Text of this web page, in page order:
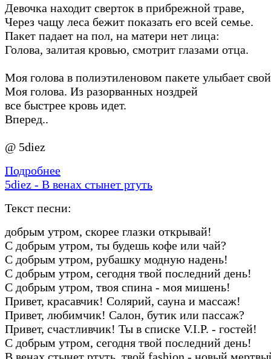
Девочка находит сверток в прибрежной траве,
Через чащу леса бежит показать его всей семье.
Пакет падает на пол, на матери нет лица:
Голова, залитая кровью, смотрит глазами отца.
Моя голова в полиэтиленовом пакете улыбает
Моя голова. Из разорванных ноздрей
все быстрее кровь идет.
Вперед..
@ 5diez
Подробнее
5diez - В венах стынет ртуть
Текст песни:
добрым утром, скорее глазки открывай!
С добрым утром, ты будешь кофе или чай?
С добрым утром, рубашку модную надень!
С добрым утром, сегодня твой последний день!
С добрым утром, твоя спина - моя мишень!
Привет, красавчик! Солярий, сауна и массаж!
Привет, любимчик! Салон, бутик или пассаж?
Привет, счастливчик! Ты в списке V.I.P. - гостей!
С добрым утром, сегодня твой последний день!